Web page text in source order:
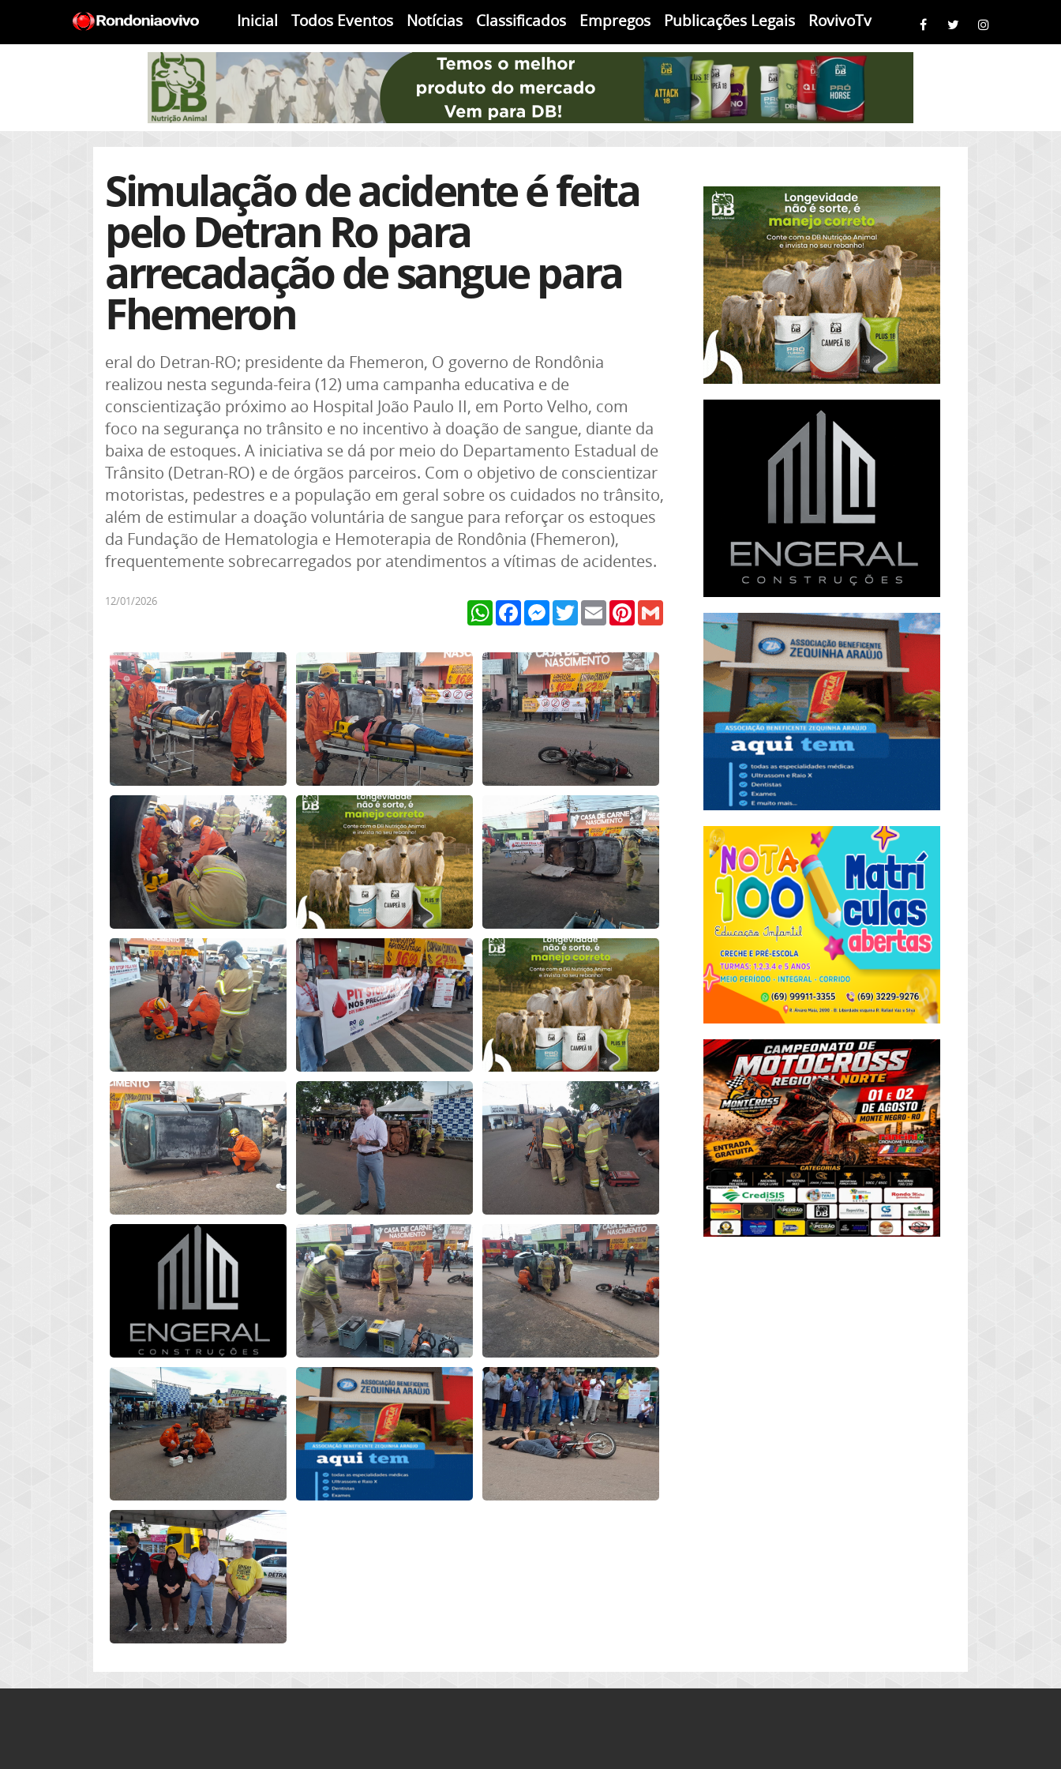
Inicial Todos Eventos Notícias Classificados Empregos Publicações Legais RovivoTv
Simulação de acidente é feita
pelo Detran Ro para
arrecadação de sangue para
Fhemeron
eral do Detran-RO; presidente da Fhemeron, O governo de Rondônia
realizou nesta segunda-feira (12) uma campanha educativa e de
conscientização próximo ao Hospital João Paulo II, em Porto Velho, com
foco na segurança no trânsito e no incentivo à doação de sangue, diante da
baixa de estoques. A iniciativa se dá por meio do Departamento Estadual de
Trânsito (Detran-RO) e de órgãos parceiros. Com o objetivo de conscientizar
motoristas, pedestres e a população em geral sobre os cuidados no trânsito,
além de estimular a doação voluntária de sangue para reforçar os estoques
da Fundação de Hematologia e Hemoterapia de Rondônia (Fhemeron),
frequentemente sobrecarregados por atendimentos a vítimas de acidentes.
12/01/2026 WhatsAppFacebookMessenger
TwitterEmail PinterestGmail